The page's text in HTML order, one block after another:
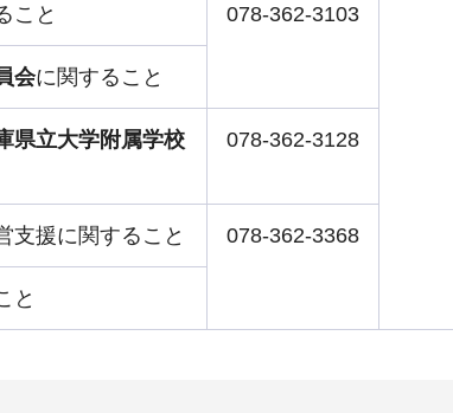
こと 078-362-3103
会に関すること
県立大学附属学校
078-362-3128
支援に関すること 078-362-3368
と